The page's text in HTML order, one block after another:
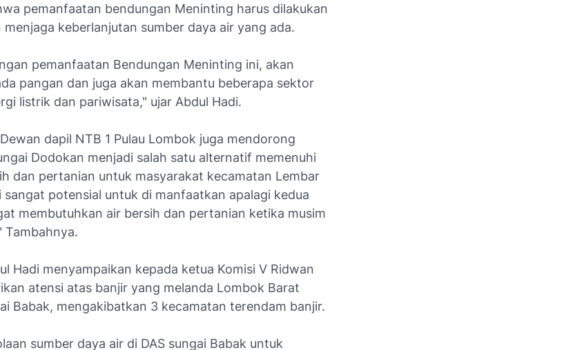
pemanfaatan bendungan Meninting harus dilakukan
keberlanjutan sumber daya air yang ada.
pemanfaatan Bendungan Meninting ini, akan
pangan dan juga akan membantu beberapa sektor
listrik dan pariwisata," ujar Abdul Hadi.
dapil NTB 1 Pulau Lombok juga mendorong
Dodokan menjadi salah satu alternatif memenuhi
dan pertanian untuk masyarakat kecamatan Lembar
sangat potensial untuk di manfaatkan apalagi kedua
membutuhkan air bersih dan pertanian ketika musim
Tambahnya.
Hadi menyampaikan kepada ketua Komisi V Ridwan
atensi atas banjir yang melanda Lombok Barat
Babak, mengakibatkan 3 kecamatan terendam banjir.
sumber daya air di DAS sungai Babak untuk